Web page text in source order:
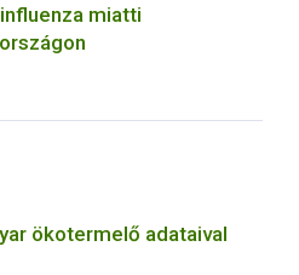
miatti
ökotermelő adataival